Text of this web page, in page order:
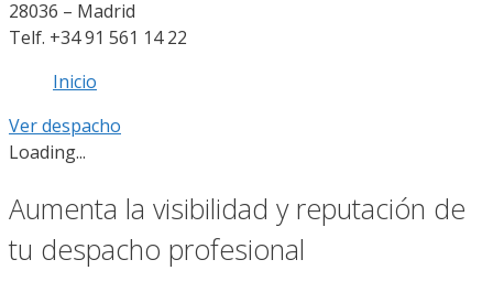
28036 – Madrid
Telf. +34 91 561 14 22
Inicio
Ver despacho
Loading...
Aumenta la visibilidad y reputación de
tu despacho profesional